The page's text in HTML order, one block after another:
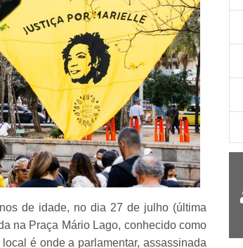
de idade, no dia 27 de julho (última
na Praça Mário Lago, conhecido como
é onde a parlamentar, assassinada